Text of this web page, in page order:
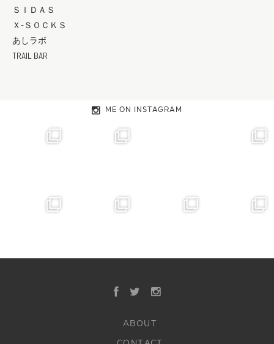
ＳＩＤＡＳ
Ｘ-ＳＯＣＫＳ
あしラボ
TRAIL BAR
ME ON INSTAGRAM
ABOUT